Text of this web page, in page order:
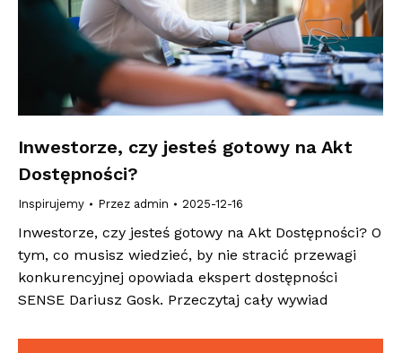
Inwestorze, czy jesteś gotowy na Akt
Dostępności?
Inspirujemy Przez admin 2025-12-16
Inwestorze, czy jesteś gotowy na Akt Dostępności? O
tym, co musisz wiedzieć, by nie stracić przewagi
konkurencyjnej opowiada ekspert dostępności
SENSE Dariusz Gosk. Przeczytaj cały wywiad